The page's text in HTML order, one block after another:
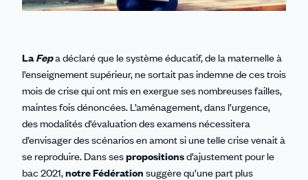
LaFepa déclaré que le système éducatif, de la maternelle à
l’enseignement supérieur, ne sortait pas indemne de ces trois
mois de crise qui ont mis en exergue ses nombreuses failles,
maintes fois dénoncées. L’aménagement, dans l’urgence,
des modalités d’évaluation des examens nécessitera
d’envisager des scénarios en amont si une telle crise venait à
se reproduire. Dans sespropositionsd’ajustement pour le
bac 2021,notre Fédération suggère qu’une part plus